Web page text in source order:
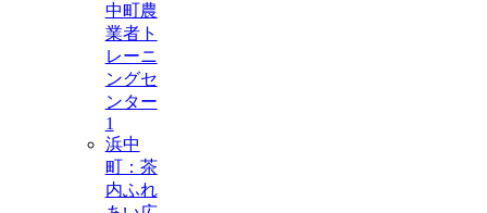
中町農
業者ト
レーニ
ングセ
ンター
1
浜中
町：茶
内ふれ